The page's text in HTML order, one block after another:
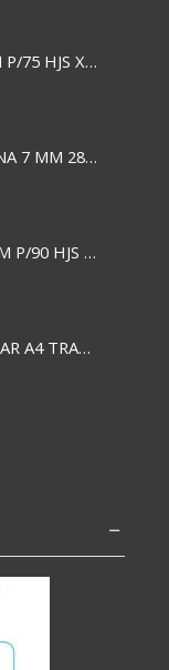
ESPIRAL PLASTICO 9 MM P/75 HJS X50X2400
SILICONA BARRA CBX FINA 7 MM 28 CM
ESPIRAL PLASTICO 12 MM P/90 HJS X50X1500
TAPA PARA ENCUADERNAR A4 TRANSP x50x500